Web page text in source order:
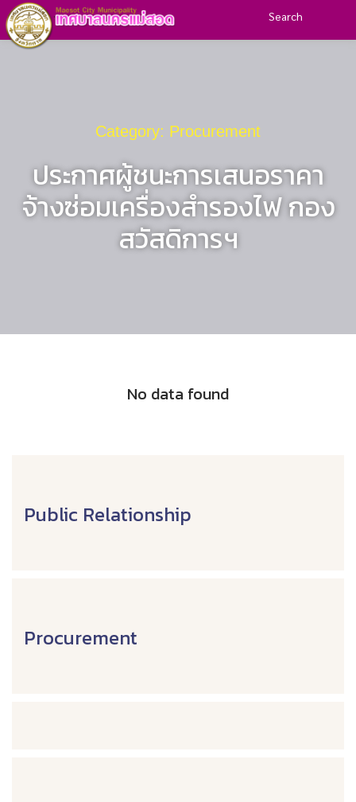
Search
Category: Procurement
ประกาศผู้ชนะการเสนอราคา
จ้างซ่อมเครื่องสำรองไฟ กอง
สวัสดิการฯ
No data found
Public Relationship
Procurement